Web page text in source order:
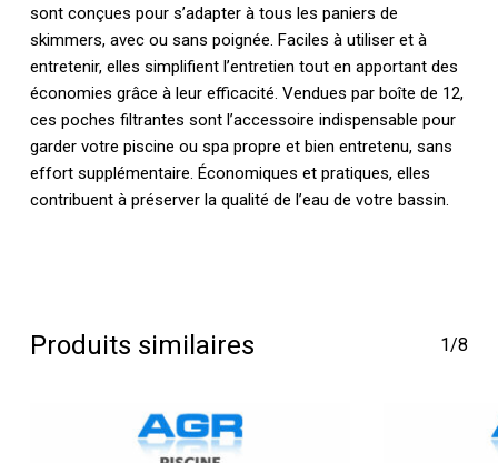
sont conçues pour s’adapter à tous les paniers de
skimmers, avec ou sans poignée. Faciles à utiliser et à
entretenir, elles simplifient l’entretien tout en apportant des
économies grâce à leur efficacité. Vendues par boîte de 12,
ces poches filtrantes sont l’accessoire indispensable pour
garder votre piscine ou spa propre et bien entretenu, sans
effort supplémentaire. Économiques et pratiques, elles
contribuent à préserver la qualité de l’eau de votre bassin.
Produits similaires 1/8